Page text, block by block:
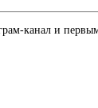
канал и